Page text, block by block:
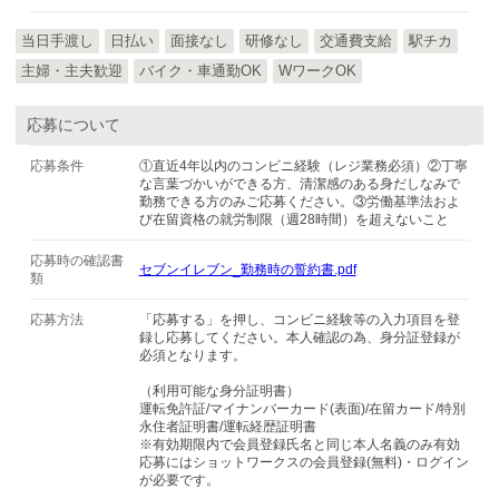
当日手渡し 日払い 面接なし 研修なし 交通費支給
駅チカ
主婦・主夫歓迎
バイク・車通勤OK WワークOK
応募について
応募条件
①直近4年以内のコンビニ経験（レジ業務必須）②丁寧
な言葉づかいができる方、清潔感のある身だしなみで
勤務できる方のみご応募ください。③労働基準法およ
び在留資格の就労制限（週28時間）を超えないこと
応募時の確認書
類
セブンイレブン_勤務時の誓約書.pdf
応募方法
「応募する」を押し、コンビニ経験等の入力項目を登
録し応募してください。本人確認の為、身分証登録が
必須となります。
（利用可能な身分証明書）
運転免許証/マイナンバーカード(表面)/在留カード/特別
永住者証明書/運転経歴証明書
※有効期限内で会員登録氏名と同じ本人名義のみ有効
応募にはショットワークスの会員登録(無料)・ログイン
が必要です。